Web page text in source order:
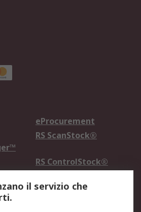
eProcurement
RS ScanStock®
RS ControlStock®
il servizio che